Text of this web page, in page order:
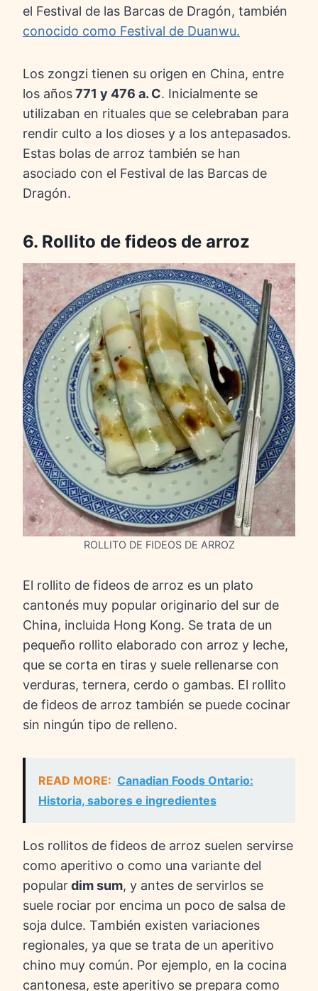
el Festival de las Barcas de Dragón, también
conocido como Festival de Duanwu.
Los zongzi tienen su origen en China, entre
los años771 y 476 a. C. Inicialmente se
utilizaban en rituales que se celebraban para
rendir culto a los dioses y a los antepasados.
Estas bolas de arroz también se han
asociado con el Festival de las Barcas de
Dragón.
6. Rollito de fideos de arroz
ROLLITO DE FIDEOS DE ARROZ
El rollito de fideos de arroz es un plato
cantonés muy popular originario del sur de
China, incluida Hong Kong. Se trata de un
pequeño rollito elaborado con arroz y leche,
que se corta en tiras y suele rellenarse con
verduras, ternera, cerdo o gambas. El rollito
de fideos de arroz también se puede cocinar
sin ningún tipo de relleno.
READ MORE: Canadian Foods Ontario:
Historia, sabores e ingredientes
Los rollitos de fideos de arroz suelen servirse
como aperitivo o como una variante del
populardim sum, y antes de servirlos se
suele rociar por encima un poco de salsa de
soja dulce. También existen variaciones
regionales, ya que se trata de un aperitivo
chino muy común. Por ejemplo, en la cocina
cantonesa, este aperitivo se prepara como